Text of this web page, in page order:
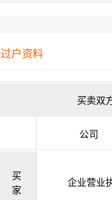
过户资料
买卖双
公司
买
家
企业营业